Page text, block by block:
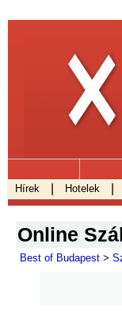
Hírek Hotelek
Online
Best of Budapest >